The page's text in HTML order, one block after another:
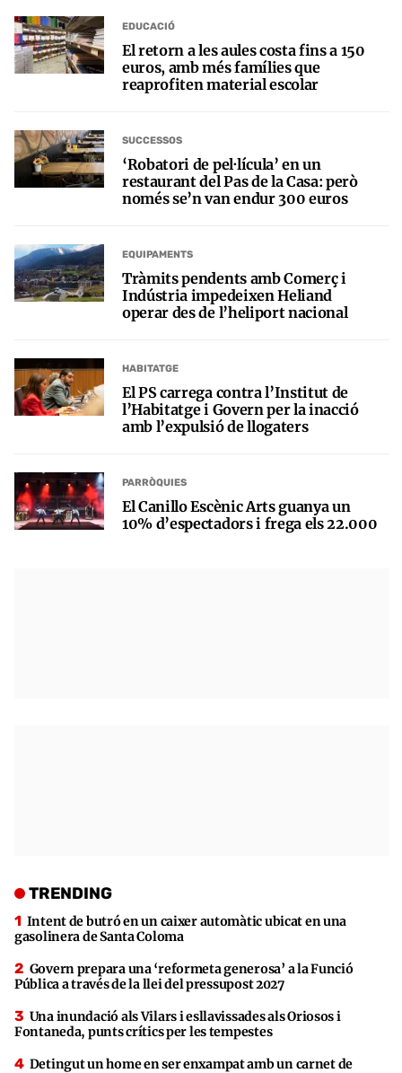
EDUCACIÓ
El retorn a les aules costa fins a 150
euros, amb més famílies que
reaprofiten material escolar
SUCCESSOS
‘Robatori de pel·lícula’ en un
restaurant del Pas de la Casa: però
només se’n van endur 300 euros
EQUIPAMENTS
Tràmits pendents amb Comerç i
Indústria impedeixen Heliand
operar des de l’heliport nacional
HABITATGE
El PS carrega contra l’Institut de
l’Habitatge i Govern per la inacció
amb l’expulsió de llogaters
PARRÒQUIES
El Canillo Escènic Arts guanya un
10% d’espectadors i frega els 22.000
TRENDING
Intent de butró en un caixer automàtic ubicat en una
gasolinera de Santa Coloma
Govern prepara una ‘reformeta generosa’ a la Funció
Pública a través de la llei del pressupost 2027
Una inundació als Vilars i esllavissades als Oriosos i
Fontaneda, punts crítics per les tempestes
Detingut un home en ser enxampat amb un carnet de